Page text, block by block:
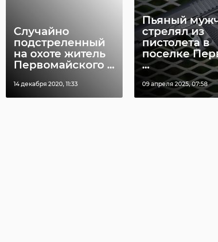
Случайно
подстреленный
на охоте житель
Первомайского ...
14 декабря 2020, 11:33
Пьяный
стрелял из
пистолета в
поселке
...
09 апреля 2025, 07:58